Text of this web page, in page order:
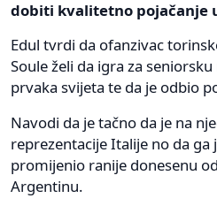
dobiti kvalitetno pojačanje
Edul tvrdi da ofanzivac
Soule želi da igra za
prvaka svijeta te da je odbio
Navodi da je tačno da je na
reprezentacije Italije no da ga
promijenio ranije donesenu
Argentinu.